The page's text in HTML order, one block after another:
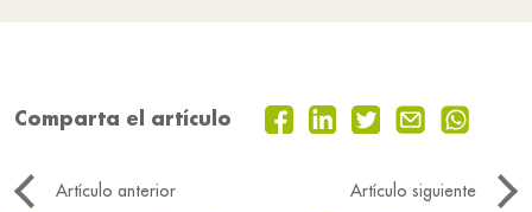
Comparta el artículo
Artículo anterior
Artículo siguiente